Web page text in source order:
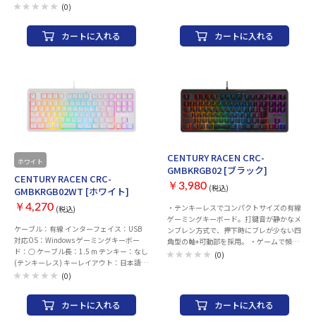
(0)
カートに入れる
イル：○ ■ロールオーバー：19キーロー
ルオーバー ■アンチゴースト機能：- ■ア
イソレーション設計：- ■マルチペアリン
バイス用)：- ■デバイス切り替え：- ■電
源ON/OFFスイッチ：- ■タッチパッド搭
載：- ■バックライト搭載：○ ■RGBバッ
クライト：○ ■トラックボール搭載：-
■Mac用キー配列：- ■マウス付：- ■ホッ
カートに入れる
ホワイト
CENTURY RACEN CRC-
GMBKRGB02WT [ホワイト]
￥4,270 (税込)
ケーブル：有線 インターフェイス：USB
対応OS：Windows ゲーミングキーボー
ド：○ ケーブル長：1.5 m テンキー：なし
(テンキーレス) キーレイアウト：日本語
91 キースイッチ：メンブレン キーピッ
印：アルファベットのみ刻印 ロールオー
バー：26キー同時押し対応 角度調整機
能：○ 静音：○ バックライト搭載：○
(0)
カートに入れる
CENTURY RACEN CRC-
GMBKRGB02 [ブラック]
￥3,980 (税込)
・テンキーレスでコンパクトサイズの有線
ゲーミングキーボード。打鍵音が静かなメ
ンブレン方式で、押下時にブレが少ない四
角型の軸+可動部を採用。 ・ゲームで頻繁
に使用する26キーの同時押しに対応。キ
度）でキーボードの傾斜を調整できるチル
トスタンド搭載。 ケーブル：有線 インタ
(0)
カートに入れる